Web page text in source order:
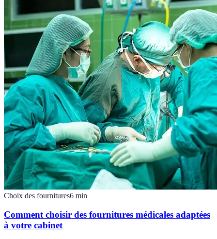
Choix des fournitures6 min
Comment choisir des fournitures médicales adaptées
à votre cabinet